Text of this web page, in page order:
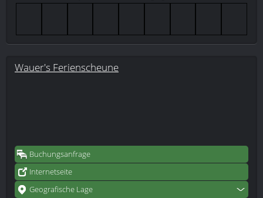
Wauer's Ferienscheune
Buchungsanfrage
Internetseite
Geografische Lage